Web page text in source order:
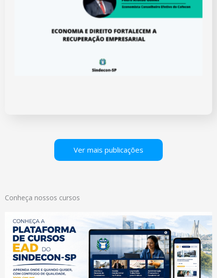
Ver mais publicações
Conheça nossos cursos